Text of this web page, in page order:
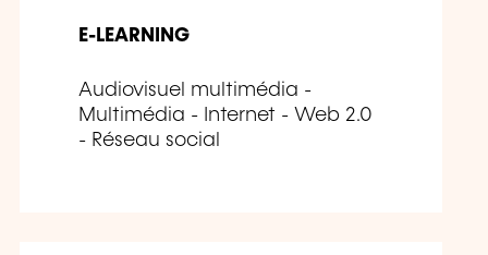
E-LEARNING
Audiovisuel multimédia -
Multimédia - Internet - Web 2.0
- Réseau social